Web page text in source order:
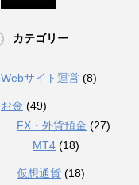
カテゴリー
Webサイト運営 (8)
お金 (49)
FX・外貨預金 (27)
MT4 (18)
仮想通貨 (18)